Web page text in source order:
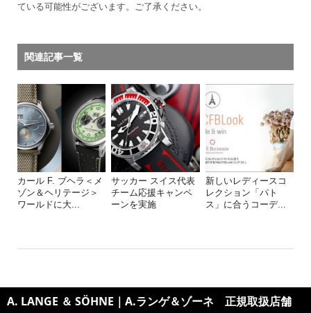
ている可能性がございます。ご了承ください。
関連記事一覧
カール F. ブヘラ＜メ
ゾン＆ヘリテージ＞
ワールドに大...
サッカー スイス代表
チーム応援キャンペ
ーンを実施
新しいレディースコ
レクション「パト
ス」に合うコーデ...
A. LANGE ＆ SÖHNE｜A.ランゲ＆ゾーネ 正規取扱店舗